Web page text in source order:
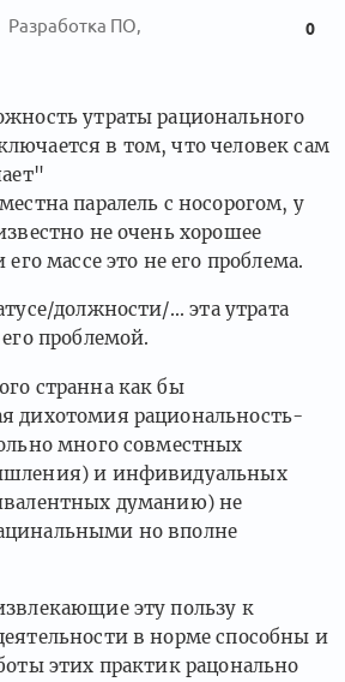
Разработка ПО,
0
утраты рационального
в том, что человек сам
паралель с носорогом, у
не очень хорошее
массе это не его проблема.
должности/... эта утрата
проблемой.
странна как бы
дихотомия рациональность-
много совместных
и инфивидуальных
думанию) не
но вполне
эту пользу к
в норме способны и
этих практик рацонально